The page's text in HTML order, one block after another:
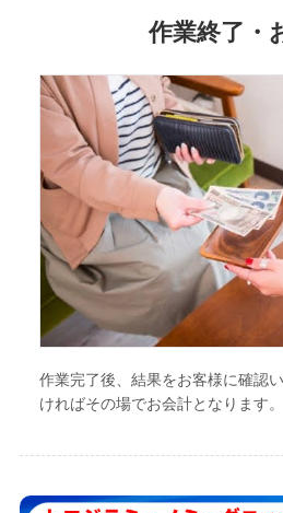
作業終了・
作業完了後、結果をお客様に確認
ければその場でお会計となります。